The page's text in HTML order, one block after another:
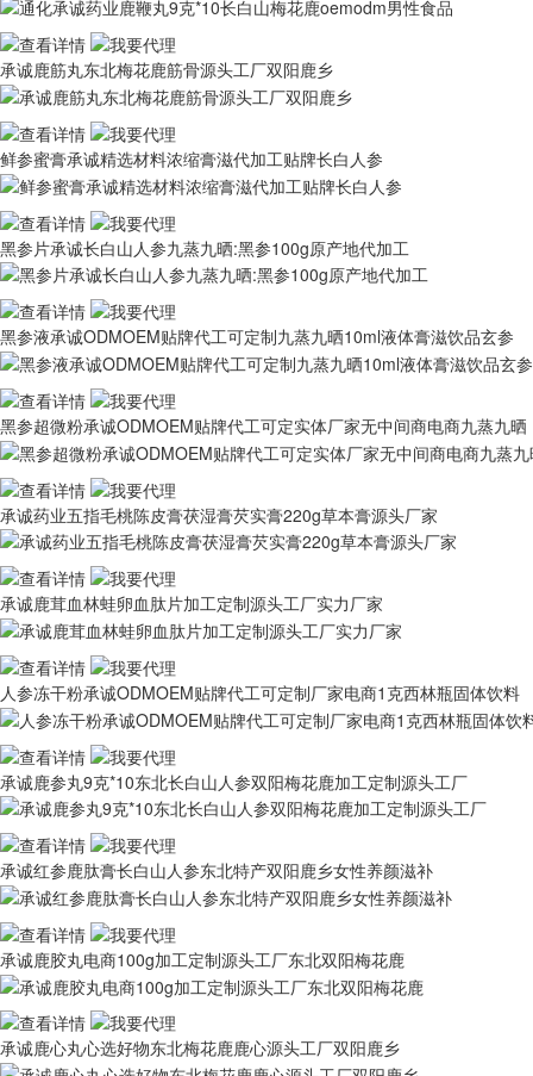
承诚鹿筋丸东北梅花鹿筋骨源头工厂双阳鹿乡
鲜参蜜膏承诚精选材料浓缩膏滋代加工贴牌长白人参
黑参片承诚长白山人参九蒸九晒:黑参100g原产地代加工
黑参液承诚ODMOEM贴牌代工可定制九蒸九晒10ml液体膏滋饮品玄参
黑参超微粉承诚ODMOEM贴牌代工可定实体厂家无中间商电商九蒸九晒
承诚药业五指毛桃陈皮膏茯湿膏芡实膏220g草本膏源头厂家
承诚鹿茸血林蛙卵血肽片加工定制源头工厂实力厂家
人参冻干粉承诚ODMOEM贴牌代工可定制厂家电商1克西林瓶固体饮料
承诚鹿参丸9克*10东北长白山人参双阳梅花鹿加工定制源头工厂
承诚红参鹿肽膏长白山人参东北特产双阳鹿乡女性养颜滋补
承诚鹿胶丸电商100g加工定制源头工厂东北双阳梅花鹿
承诚鹿心丸心选好物东北梅花鹿鹿心源头工厂双阳鹿乡